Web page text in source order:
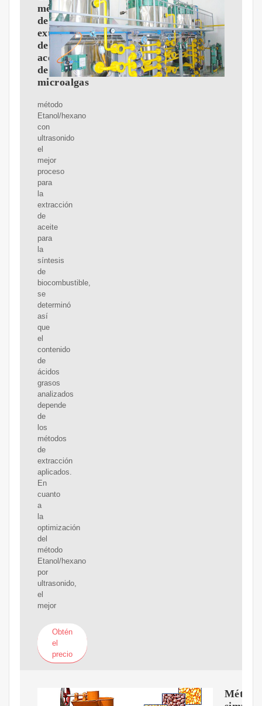
métodos
de
extracción
de
aceite
de
microalgas
método
Etanol/hexano
con
ultrasonido
el
mejor
proceso
para
la
extracción
de
aceite
para
la
síntesis
de
biocombustible,
se
determinó
así
que
el
contenido
de
ácidos
grasos
analizados
depende
de
los
métodos
de
extracción
aplicados.
En
cuanto
a
la
optimización
del
método
Etanol/hexano
por
ultrasonido,
el
mejor
Obtén
el
precio
Método